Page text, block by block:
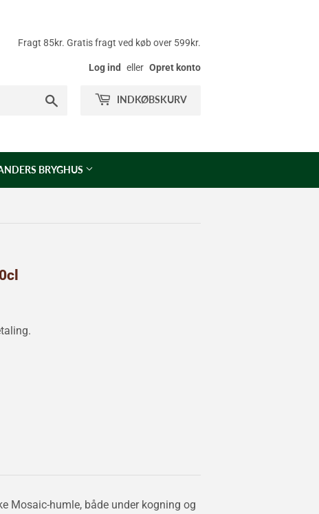
Fragt 85kr. Gratis fragt ved køb over 599kr.
Log ind eller Opret konto
INDKØBSKURV
BRYGHUS
Mosaic-humle, både under kogning og